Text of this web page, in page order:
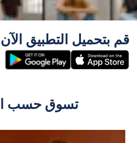
قم بتحميل التطبيق الآن
تسوق حسب